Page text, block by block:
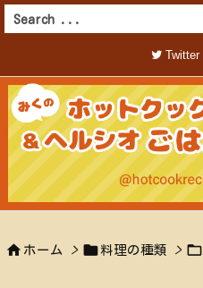
Twitter
 ホーム >  料理の種類 > 